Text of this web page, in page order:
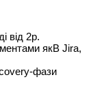
від 2р.
якВ Jira,
фази